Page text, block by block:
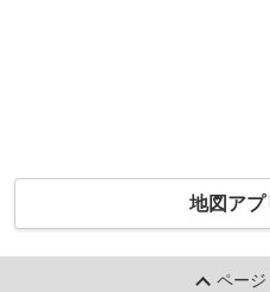
地図アプ
ペー